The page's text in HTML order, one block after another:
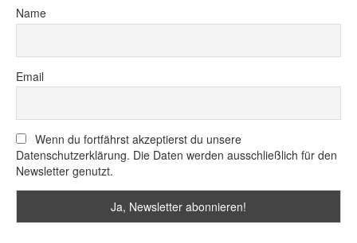
Name
Email
Wenn du fortfährst akzeptierst du unsere
Datenschutzerklärung. Die Daten werden ausschließlich für den
Newsletter genutzt.